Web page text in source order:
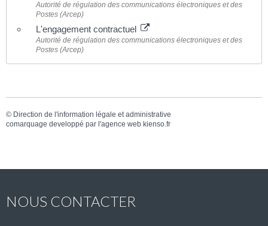
Autorité de régulation des communications électroniques et des
Postes (Arcep)
L'engagement contractuel
Autorité de régulation des communications électroniques et des
Postes (Arcep)
© Direction de l'information légale et administrative
comarquage developpé par l'agence web kienso.fr
NOUS CONTACTER